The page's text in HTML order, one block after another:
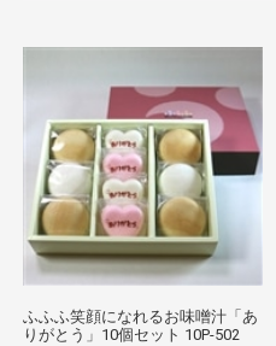
ふふふ笑顔になれるお味噌汁「あ
りがとう」10個セット 10P-502